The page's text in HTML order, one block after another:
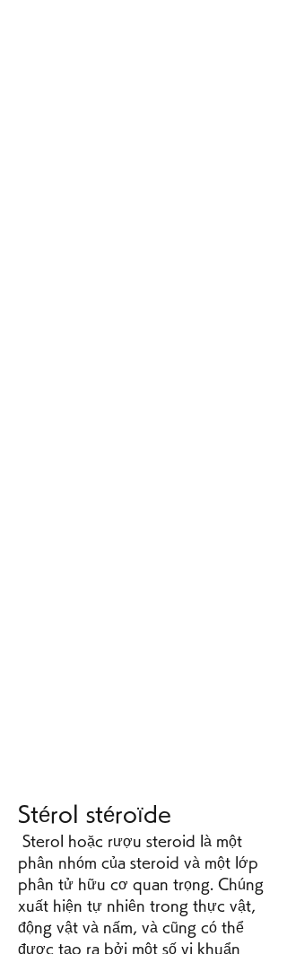
Stérol stéroïde
phân nhóm của steroid và một lớp
phân tử hữu cơ quan trọng. Chúng
xuất hiện tự nhiên trong thực vật,
động vật và nấm, và cũng có thể
được tạo ra bởi một số vi khuẩn